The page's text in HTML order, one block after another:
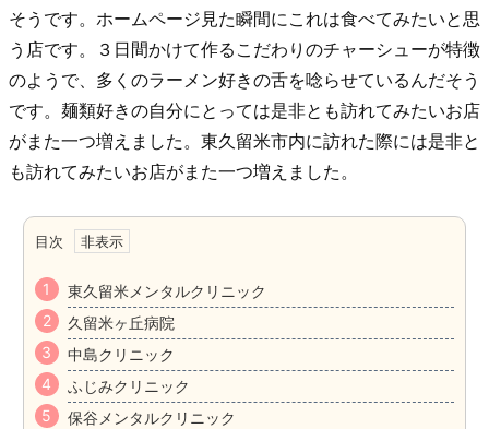
そうです。ホームページ見た瞬間にこれは食べてみたいと思
う店です。３日間かけて作るこだわりのチャーシューが特徴
のようで、多くのラーメン好きの舌を唸らせているんだそう
です。麺類好きの自分にとっては是非とも訪れてみたいお店
がまた一つ増えました。東久留米市内に訪れた際には是非と
も訪れてみたいお店がまた一つ増えました。
目次
東久留米メンタルクリニック
久留米ヶ丘病院
中島クリニック
ふじみクリニック
保谷メンタルクリニック